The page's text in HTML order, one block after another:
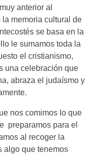
anterior al
memoria cultural de
se basa en la
le sumamos toda la
el cristianismo,
una celebración que
abraza el judaísmo y
nos comimos lo que
preparamos para el
al recoger la
algo que tenemos